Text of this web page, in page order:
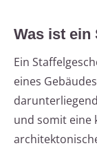
Was ist ein
Ein
eines
und somit eine